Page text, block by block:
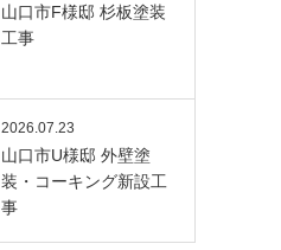
山口市F様邸 杉板塗装
工事
2026.07.23
山口市U様邸 外壁塗
装・コーキング新設工
事